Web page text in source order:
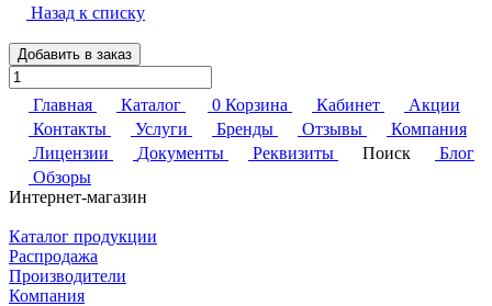
Назад к списку
Добавить в заказ
Главная Каталог 0 Корзина Кабинет
Акции
Контакты
Услуги Бренды Отзывы
Компания
Лицензии
Документы Реквизиты Поиск
Блог
Обзоры
Интернет-магазин
Каталог продукции
Распродажа
Производители
Компания